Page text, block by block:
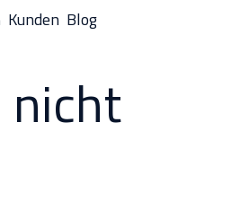
Kunden Blog
nicht